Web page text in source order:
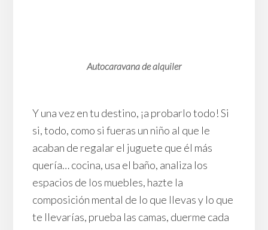
Autocaravana de alquiler
Y una vez en tu destino, ¡a probarlo todo! Si
si, todo, como si fueras un niño al que le
acaban de regalar el juguete que él más
quería… cocina, usa el baño, analiza los
espacios de los muebles, hazte la
composición mental de lo que llevas y lo que
te llevarías, prueba las camas, duerme cada